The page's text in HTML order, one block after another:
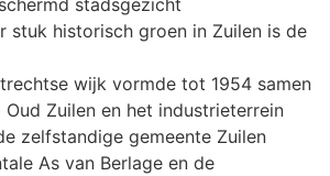
stadsgezicht
stuk historisch groen in Zuilen is de
wijk vormde tot 1954 samen
Zuilen en het industrieterrein
zelfstandige gemeente Zuilen
As van Berlage en de